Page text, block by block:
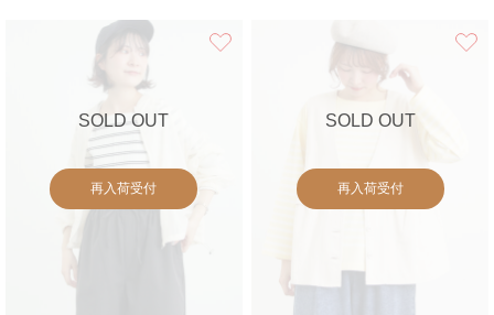
SOLD OUT
再入荷受付
SOLD OUT
再入荷受付